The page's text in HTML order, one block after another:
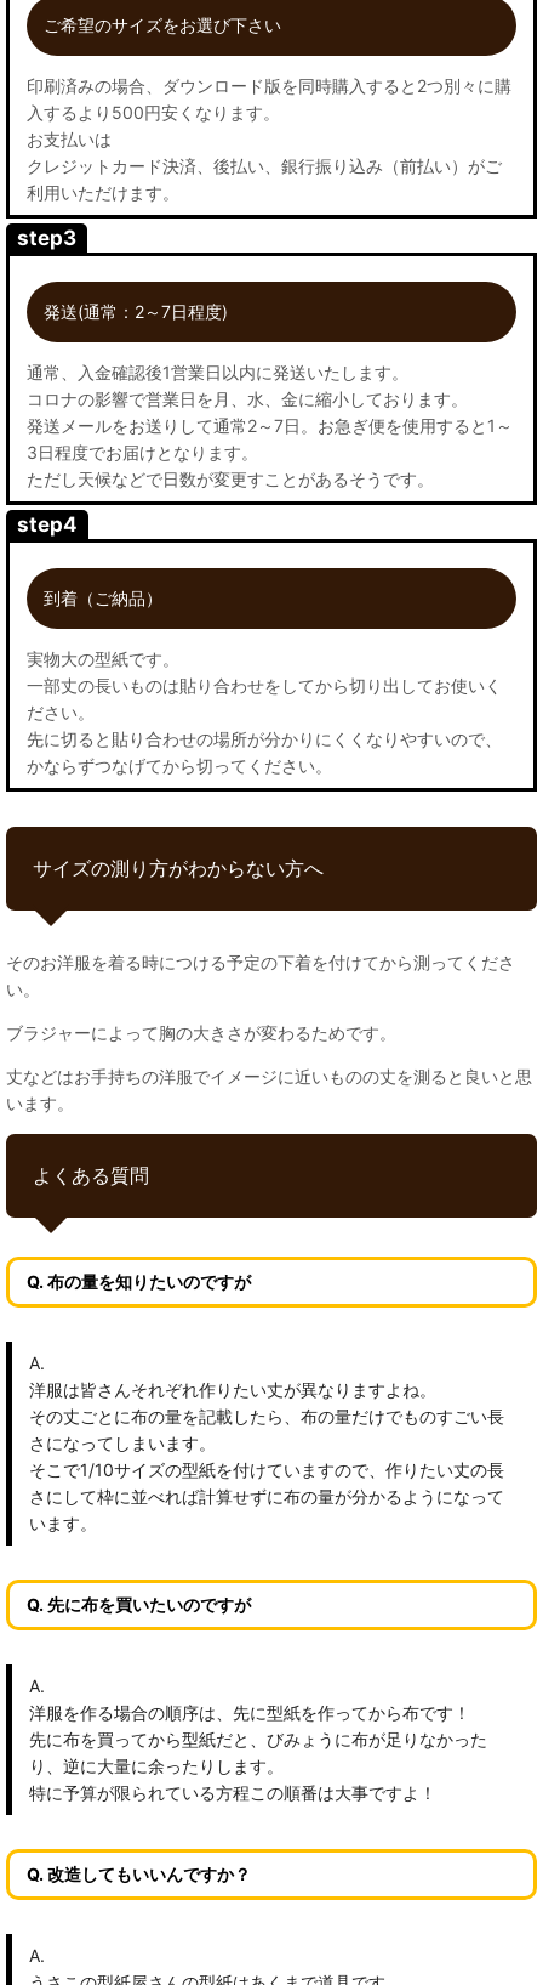
ご希望のサイズをお選び下さい
印刷済みの場合、ダウンロード版を同時購入すると2つ別々に購
入するより500円安くなります。
お支払いは
クレジットカード決済、後払い、銀行振り込み（前払い）がご
利用いただけます。
step3
発送(通常：2～7日程度)
通常、入金確認後1営業日以内に発送いたします。
コロナの影響で営業日を月、水、金に縮小しております。
発送メールをお送りして通常2～7日。お急ぎ便を使用すると1～
3日程度でお届けとなります。
ただし天候などで日数が変更すことがあるそうです。
step4
到着（ご納品）
実物大の型紙です。
一部丈の長いものは貼り合わせをしてから切り出してお使いく
ださい。
先に切ると貼り合わせの場所が分かりにくくなりやすいので、
かならずつなげてから切ってください。
サイズの測り方がわからない方へ
そのお洋服を着る時につける予定の下着を付けてから測ってくださ
い。
ブラジャーによって胸の大きさが変わるためです。
丈などはお手持ちの洋服でイメージに近いものの丈を測ると良いと思
います。
よくある質問
Q. 布の量を知りたいのですが
A.
洋服は皆さんそれぞれ作りたい丈が異なりますよね。
その丈ごとに布の量を記載したら、布の量だけでものすごい長
さになってしまいます。
そこで1/10サイズの型紙を付けていますので、作りたい丈の長
さにして枠に並べれば計算せずに布の量が分かるようになって
います。
Q. 先に布を買いたいのですが
A.
洋服を作る場合の順序は、先に型紙を作ってから布です！
先に布を買ってから型紙だと、びみょうに布が足りなかった
り、逆に大量に余ったりします。
特に予算が限られている方程この順番は大事ですよ！
Q. 改造してもいいんですか？
A.